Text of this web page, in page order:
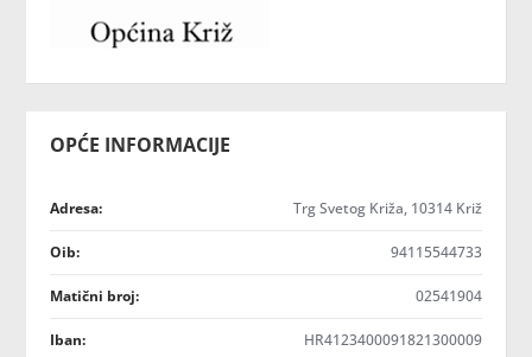
OPĆE INFORMACIJE
Adresa: Trg Svetog Križa, 10314 Križ
Oib: 94115544733
Matični broj: 02541904
Iban: HR4123400091821300009